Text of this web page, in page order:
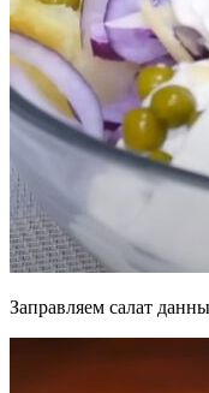
Заправляем салат